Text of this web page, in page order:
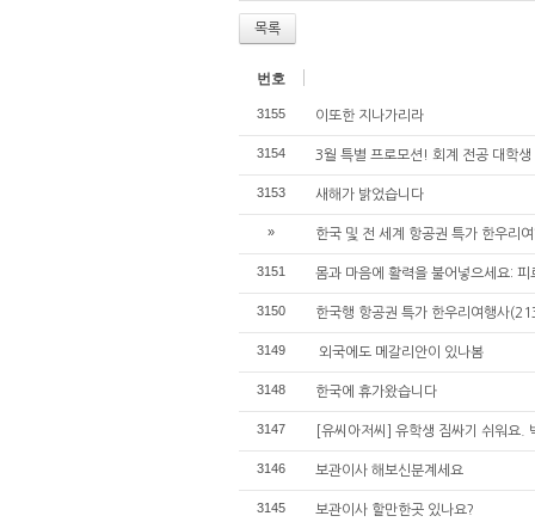
목록
번호
3155 이또한 지나가리라
3154 3월 특별 프로모션! 회계 전공 대학
3153 새해가 밝었습니다
» 한국 및 전 세계 항공권 특가 한우리
3151 몸과 마음에 활력을 불어넣으세요:
3150 한국행 항공권 특가 한우리여행사
3149 외국에도 메갈리안이 있나봄
3148 한국에 휴가왔습니다
3147 [유씨아저씨] 유학생 짐싸기 쉬워요.
3146 보관이사 해보신분계세요
3145 보관이사 할만한곳 있나요?